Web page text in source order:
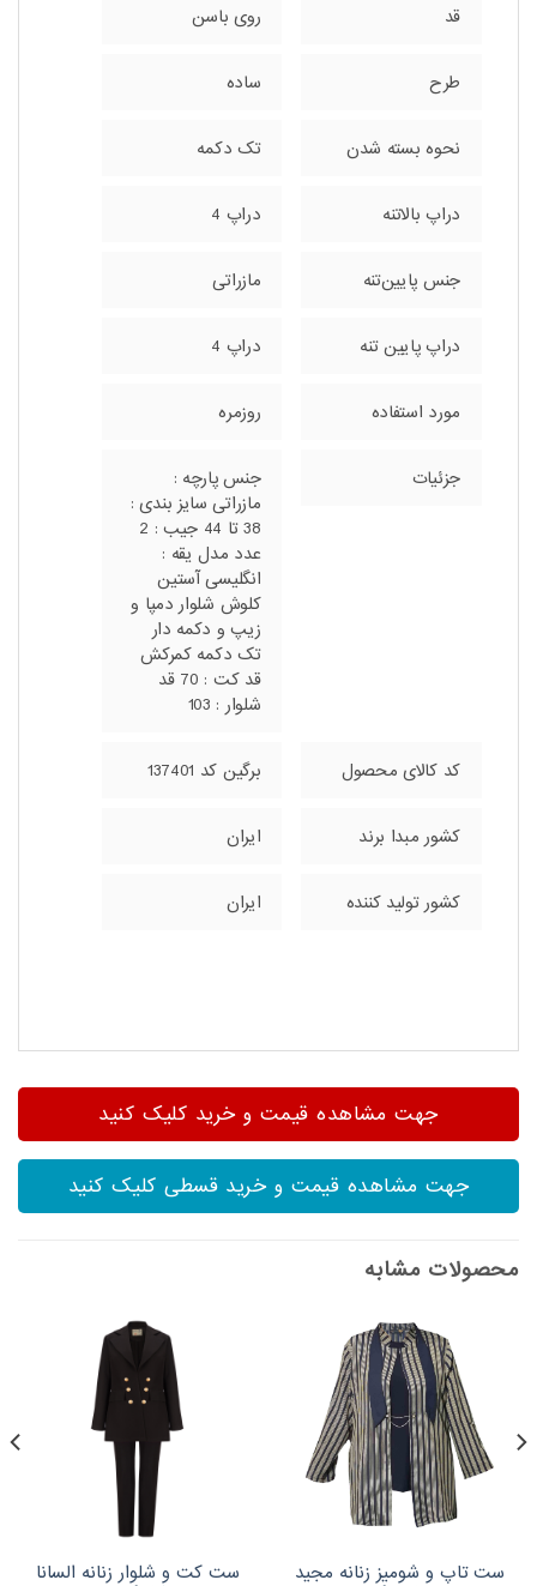
قد روی باسن
طرح ساده
نحوه بسته شدن تک دکمه
دراپ بالاتنه دراپ 4
جنس پایین‌تنه مازراتی
دراپ پایین تنه دراپ 4
مورد استفاده روزمره
جزئیات
جنس پارچه :
مازراتی سایز بندی :
38 تا 44 جیب : 2
عدد مدل یقه :
انگلیسی آستین
کلوش شلوار دمپا و
زیپ و دکمه دار
تک دکمه کمرکش
قد کت : 70 قد
شلوار : 103
کد کالای محصول برگین کد 137401
کشور مبدا برند ایران
کشور تولید کننده ایران
جهت مشاهده قیمت و خرید کلیک کنید
جهت مشاهده قیمت و خرید قسطی کلیک کنید
محصولات مشابه
ست تاپ و شومیز زنانه مجید ست کت و شلوار زنانه السانا